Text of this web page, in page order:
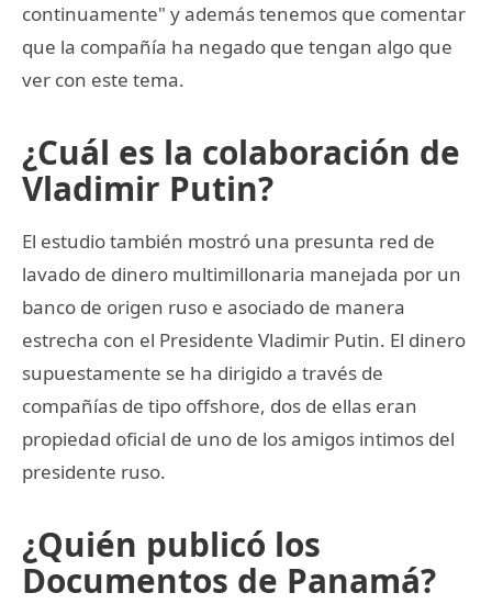
continuamente" y además tenemos que comentar
que la compañía ha negado que tengan algo que
ver con este tema.
¿Cuál es la colaboración de
Vladimir Putin?
El estudio también mostró una presunta red de
lavado de dinero multimillonaria manejada por un
banco de origen ruso e asociado de manera
estrecha con el Presidente Vladimir Putin. El dinero
supuestamente se ha dirigido a través de
compañías de tipo offshore, dos de ellas eran
propiedad oficial de uno de los amigos intimos del
presidente ruso.
¿Quién publicó los
Documentos de Panamá?